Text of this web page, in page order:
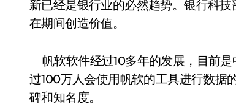
新已经是银行业的必然趋势。银行科
在期间创造价值。
帆软软件经过10多年的发展，目前
过100万人会使用帆软的工具进行数据
碑和知名度。